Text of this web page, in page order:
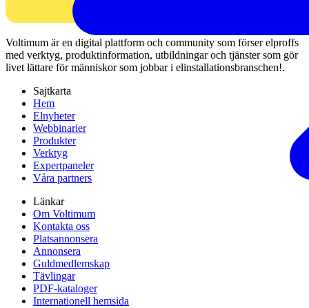
Voltimum är en digital plattform och community som förser elproffs
med verktyg, produktinformation, utbildningar och tjänster som gör
livet lättare för människor som jobbar i elinstallationsbranschen!.
Sajtkarta
Hem
Elnyheter
Webbinarier
Produkter
Verktyg
Expertpaneler
Våra partners
Länkar
Om Voltimum
Kontakta oss
Platsannonsera
Annonsera
Guldmedlemskap
Tävlingar
PDF-kataloger
Internationell hemsida